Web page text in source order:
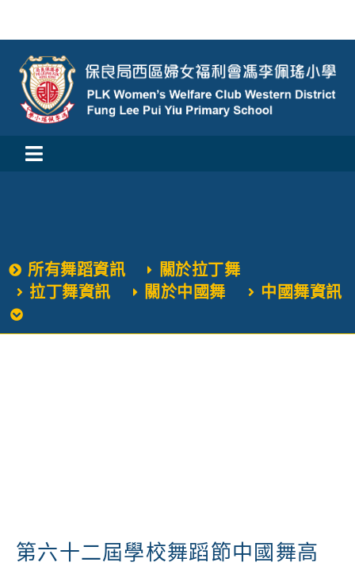
content
Toggle
學與教
校風及學生支援
所有舞蹈資訊
關於拉丁舞
拉丁舞資訊
關於中國舞 中國舞資訊
第六十二屆學校舞蹈節中國舞高